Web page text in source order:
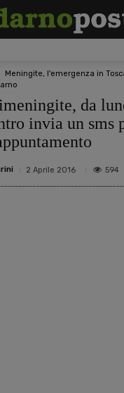
Meningite, l'emergenza in
da
invia un sms
2 Aprile 2016 594